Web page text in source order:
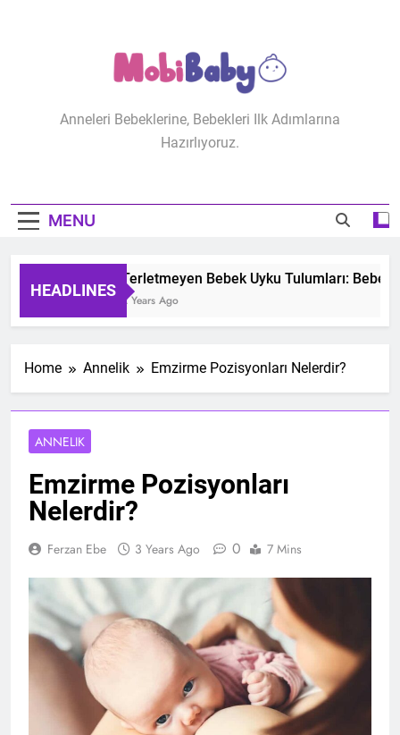
MobiBaby
Anneleri Bebeklerine, Bebekleri Ilk Adımlarına
Hazırlıyoruz.
MENU
HEADLINES
Terletmeyen Bebek Uyku Tulumları:
2 Years Ago
Home Annelik Emzirme Pozisyonları Nelerdir?
ANNELIK
Emzirme Pozisyonları
Nelerdir?
Ferzan Ebe 3 Years Ago 0 7 Mins